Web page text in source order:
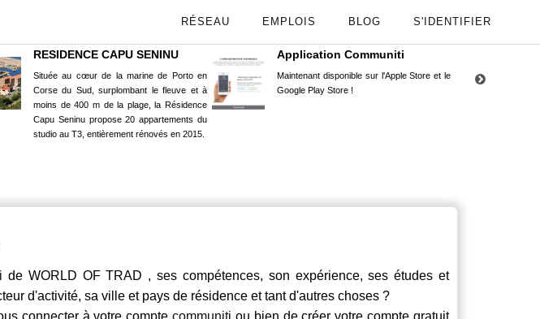
RÉSEAU EMPLOIS BLOG S'IDENTIFIER
RESIDENCE CAPU SENINU
Située au cœur de la marine de Porto en
Corse du Sud, surplombant le fleuve et à
moins de 400 m de la plage, la Résidence
Capu Seninu propose 20 appartements du
studio au T3, entièrement rénovés en 2015.
Application Communiti
Maintenant disponible sur l'Apple Store et le
Google Play Store !
de WORLD OF TRAD , ses compétences, son expérience, ses études et
d'activité, sa ville et pays de résidence et tant d'autres choses ?